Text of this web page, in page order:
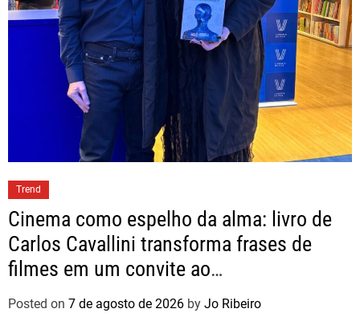
Trend
Cinema como espelho da alma: livro de
Carlos Cavallini transforma frases de
filmes em um convite ao
autoconhecimento
Posted on 7 de agosto de 2026 by Jo Ribeiro